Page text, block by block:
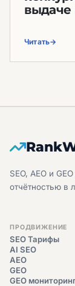
выдаче
Читать
SEO, AEO и
отчётностью в
ПРОДВИЖЕНИЕ
SEO Тарифы
AI SEO
AEO
GEO
GEO